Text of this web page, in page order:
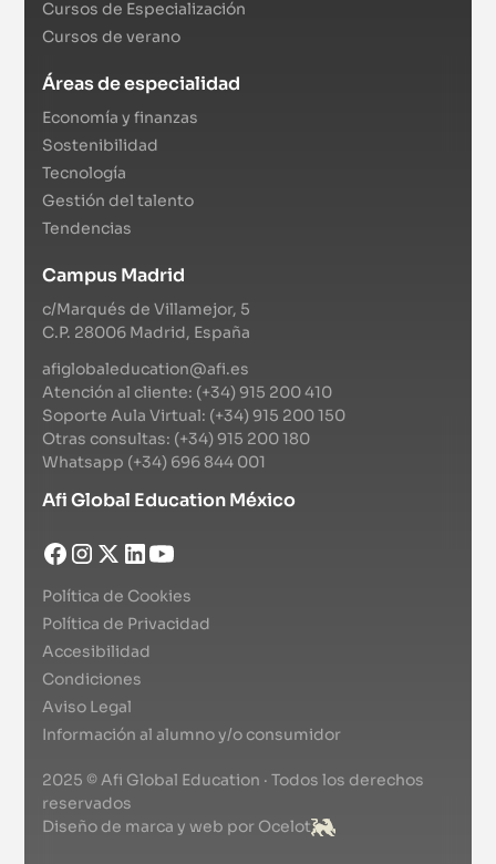
Cursos de Especialización
Cursos de verano
Áreas de especialidad
Economía y finanzas
Sostenibilidad
Tecnología
Gestión del talento
Tendencias
Campus Madrid
c/Marqués de Villamejor, 5
C.P. 28006 Madrid, España
afiglobaleducation@afi.es
Atención al cliente: (+34) 915 200 410
Soporte Aula Virtual: (+34) 915 200 150
Otras consultas: (+34) 915 200 180
Whatsapp (+34) 696 844 001
Afi Global Education México
Política de Cookies
Política de Privacidad
Accesibilidad
Condiciones
Aviso Legal
Información al alumno y/o consumidor
2025 © Afi Global Education · Todos los derechos
reservados
Diseño de marca y web por Ocelot